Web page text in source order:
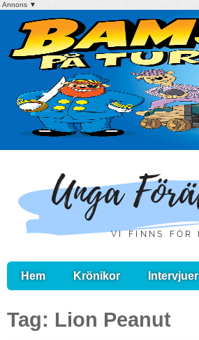
Annons ▼
Hem Krönikor Intervjuer
Tag: Lion Peanut